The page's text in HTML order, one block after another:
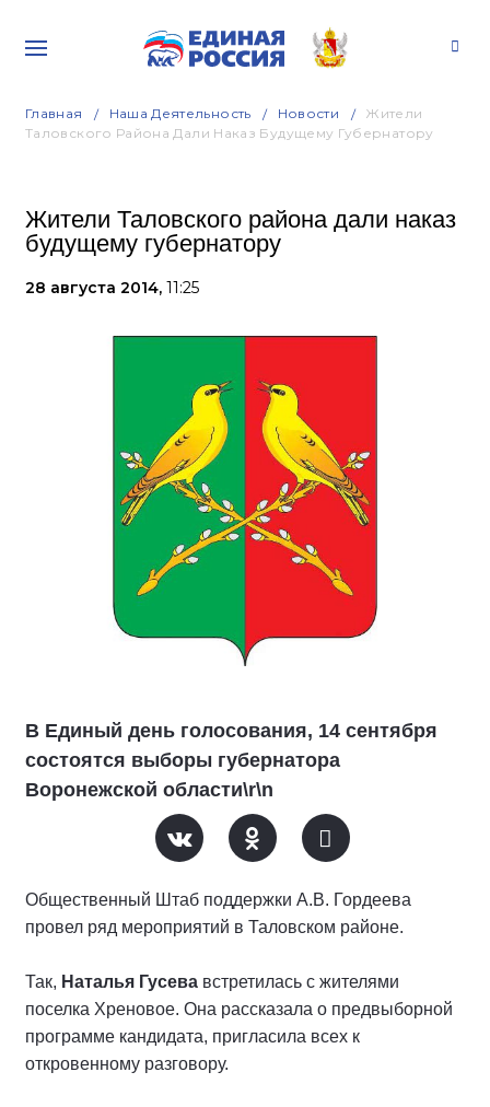
Главная Наша Деятельность Новости
Жители
Таловского Района Дали Наказ Будущему Губернатору
Жители Таловского района дали наказ
будущему губернатору
28 августа 2014, 11:25
В Единый день голосования, 14 сентября
состоятся выборы губернатора
Воронежской области\r\n
Общественный Штаб поддержки А.В. Гордеева
провел ряд мероприятий в Таловском районе.
Так, Наталья Гусева встретилась с жителями
поселка Хреновое. Она рассказала о предвыборной
программе кандидата, пригласила всех к
откровенному разговору.